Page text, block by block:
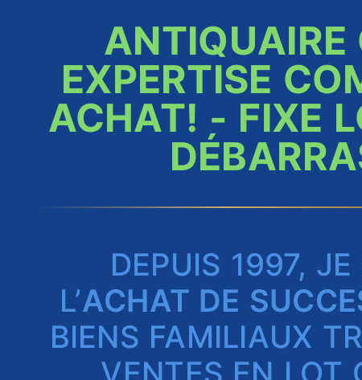
ANTIQUAIRE
EXPERTISE
ACHAT! - FIXE
DEPUIS 1997,
L’ACHAT DE
BIENS FAMILIAUX